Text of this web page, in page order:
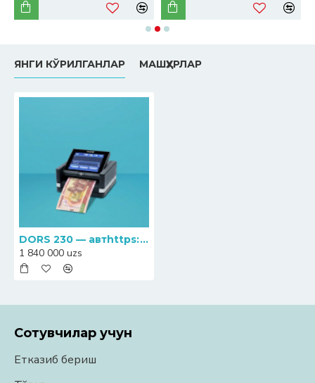
ЯНГИ КЎРИЛГАНЛАР МАШҲУРЛАР
DORS 230 — автhttps://cashexpert.uz/admin/#tab-dataоматик мультивалюта банкнот детектори
1 840 000 uzs
Сотувчилар учун
Етказиб бериш